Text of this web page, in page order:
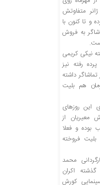
متفاوتش
و تا کنون با
تماشاگر به فروش
نیکی کریمی
رفته نیز
هزار نفر تماشاگر داشته
تومان هم بلیت
این روزهای
معیریان از
بوده و فعلا
بلیت فروخته
محمد
اکران
کورش